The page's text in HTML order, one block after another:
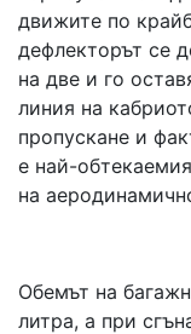
движите по
дефлекторът се
на две и го
линия на
пропускане и
е най-
на
Обемът на
литра, а при